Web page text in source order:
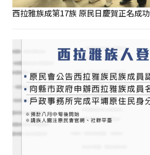
西拉雅族成第17族 原民日慶賀正名成功